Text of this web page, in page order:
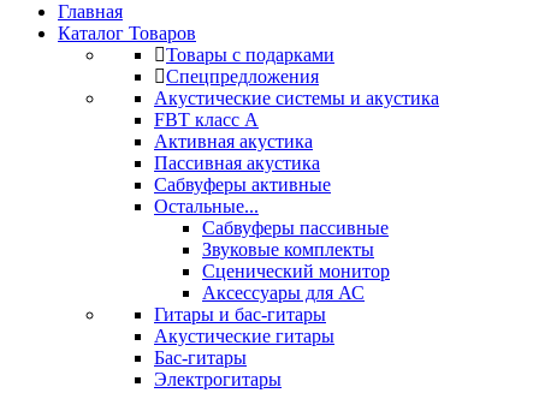
Главная
Каталог Товаров
Товары с подарками
Спецпредложения
Акустические системы и акустика
FBT класс А
Активная акустика
Пассивная акустика
Сабвуферы активные
Остальные...
Сабвуферы пассивные
Звуковые комплекты
Сценический монитор
Аксессуары для АС
Гитары и бас-гитары
Акустические гитары
Бас-гитары
Электрогитары